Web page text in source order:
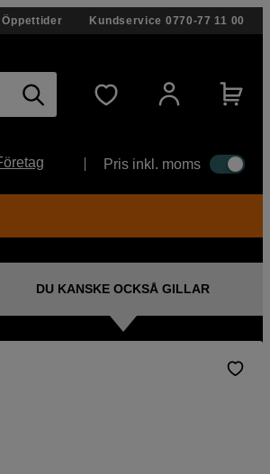
Kundservice 0770-77 11 00
Pris inkl. moms
DU KANSKE OCKSÅ GILLAR